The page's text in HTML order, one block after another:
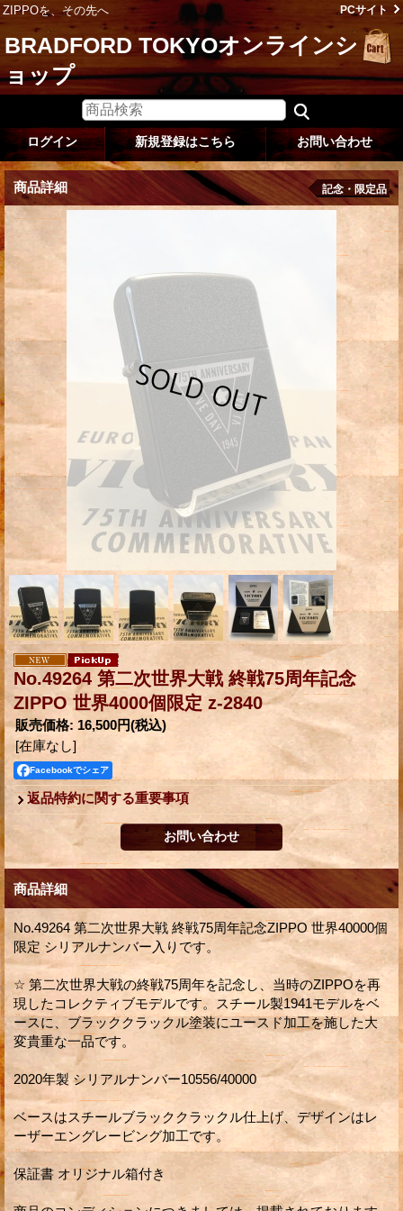
ZIPPOを、その先へ PCサイト
BRADFORD TOKYOオンラインシ
ョップ
ログイン 新規登録はこちら お問い合わせ
商品詳細 記念・限定品
No.49264 第二次世界大戦 終戦75周年記念
ZIPPO 世界4000個限定 z-2840
販売価格: 16,500円(税込)
[在庫なし]
Facebookでシェア
返品特約に関する重要事項
商品詳細
No.49264 第二次世界大戦 終戦75周年記念ZIPPO 世界40000個
限定 シリアルナンバー入りです。
☆ 第二次世界大戦の終戦75周年を記念し、当時のZIPPOを再
現したコレクティブモデルです。スチール製1941モデルをベ
ースに、ブラッククラックル塗装にユースド加工を施した大
変貴重な一品です。
2020年製 シリアルナンバー10556/40000
ベースはスチールブラッククラックル仕上げ、デザインはレ
ーザーエングレービング加工です。
保証書 オリジナル箱付き